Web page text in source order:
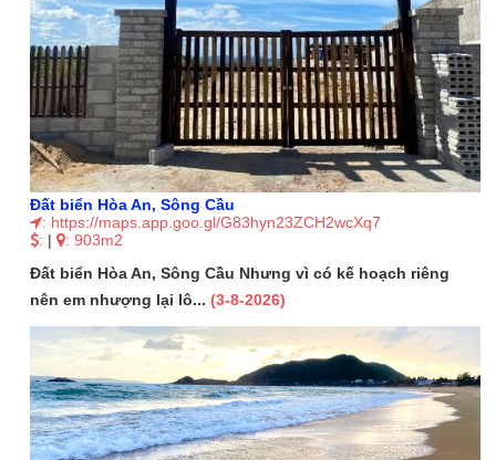
Đất biển Hòa An, Sông Cầu
: https://maps.app.goo.gl/G83hyn23ZCH2wcXq7
: | : 903m2
Đất biển Hòa An, Sông Cầu Nhưng vì có kế hoạch riêng
nên em nhượng lại lô...(3-8-2026)